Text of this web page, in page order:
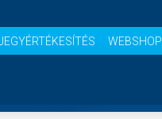
WEBSHOP